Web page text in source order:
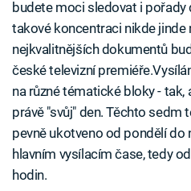
budete moci sledovat i pořady
takové koncentraci nikde jinde
nejkvalitnějších dokumentů
české televizní
na různé tématické bloky - tak,
právě "svůj" den. Těchto
pevně ukotveno od pondělí do
hlavním vysílacím čase, tedy
hodin.